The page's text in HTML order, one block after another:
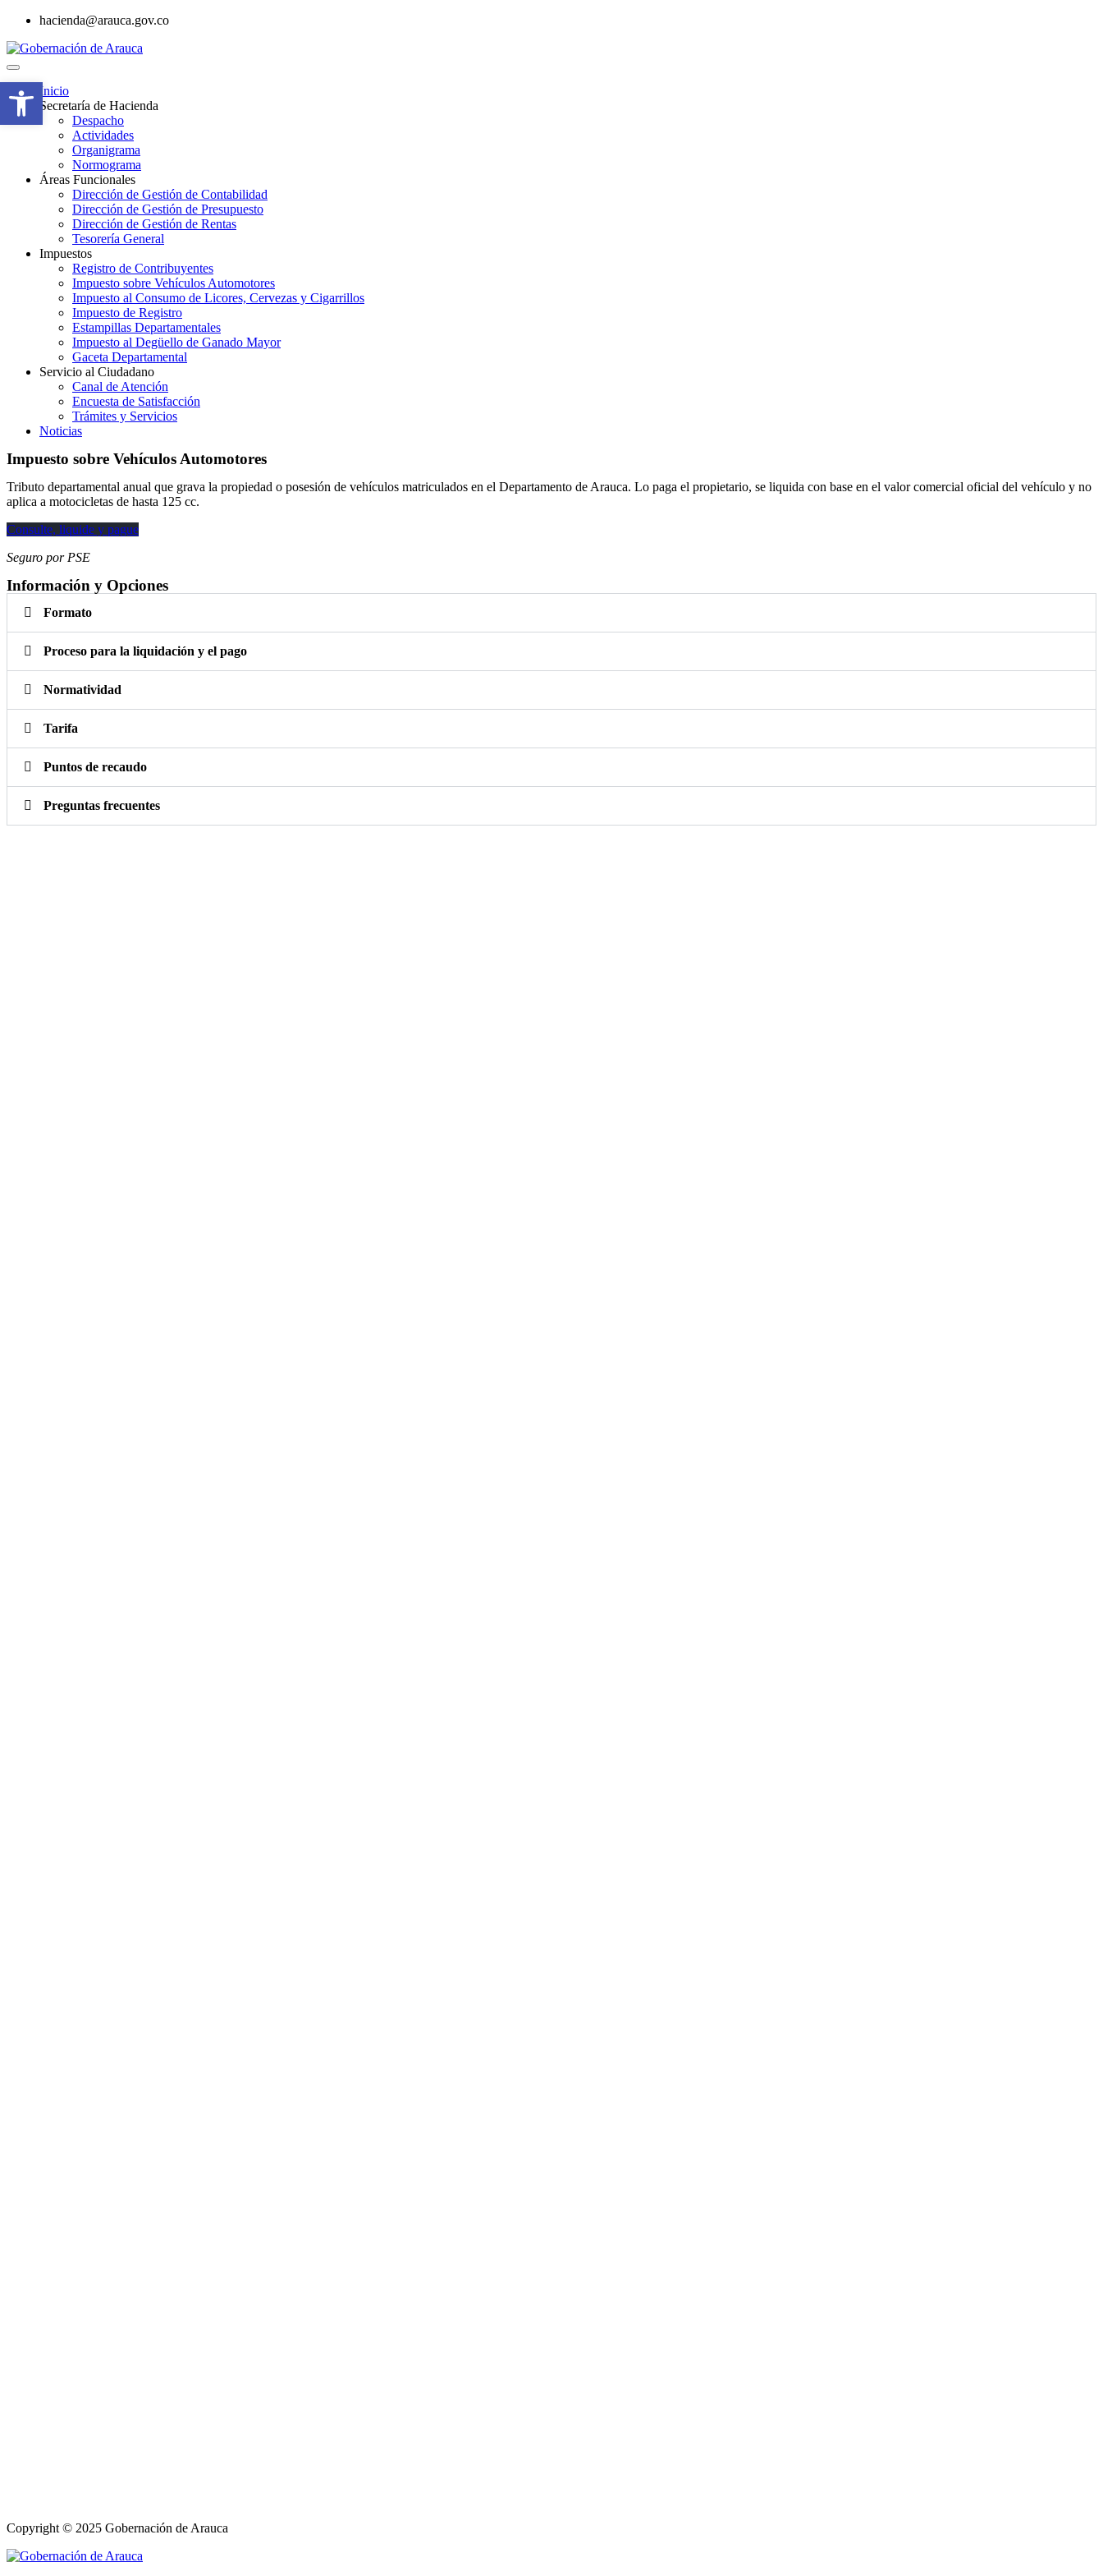
hacienda@arauca.gov.co
Inicio
Secretaría de Hacienda​​
Despacho
Actividades
Organigrama
Normograma
Áreas Funcionales
Dirección de Gestión de Contabilidad
Dirección de Gestión de Presupuesto
Dirección de Gestión de Rentas
Tesorería General
Impuestos
Registro de Contribuyentes
Impuesto sobre Vehículos Automotores
Impuesto al Consumo de Licores, Cervezas y Cigarrillos
Impuesto de Registro
Estampillas Departamentales
Impuesto al Degüello de Ganado Mayor
Gaceta Departamental
Servicio al Ciudadano
Canal de Atención
Encuesta de Satisfacción
Trámites y Servicios
Noticias
Impuesto sobre Vehículos Automotores
Tributo departamental anual que grava la propiedad o posesión de vehículos matriculados en el Departamento de Arauca. Lo paga el propietario, se liquida con base en el valor comercial oficial del vehículo y no
aplica a motocicletas de hasta 125 cc.
Consulte, liquide y pague
Seguro por PSE
Información y Opciones
Formato
Proceso para la liquidación y el pago
Normatividad
Tarifa
Puntos de recaudo
Preguntas frecuentes
Copyright © 2025 Gobernación de Arauca
Abrir barra de herramientas